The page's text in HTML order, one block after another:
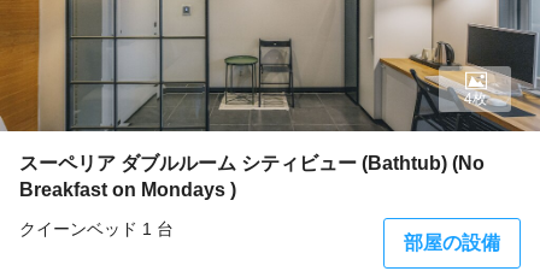
スーペリア ダブルルーム シティビュー (Bathtub) (No
Breakfast on Mondays )
クイーンベッド 1 台
部屋の設備
4枚